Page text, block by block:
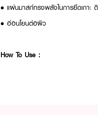
• แผ่นมาสก์ทรงพลังในการยึดเกาะ
• อ่อนโยนต่อผิว
How To Use :